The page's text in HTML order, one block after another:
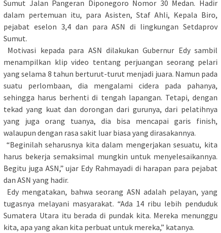
Sumut Jalan Pangeran Diponegoro Nomor 30 Medan. Hadir
dalam pertemuan itu, para Asisten, Staf Ahli, Kepala Biro,
pejabat eselon 3,4 dan para ASN di lingkungan Setdaprov
Sumut.
Motivasi kepada para ASN dilakukan Gubernur Edy sambil
menampilkan klip video tentang perjuangan seorang pelari
yang selama 8 tahun berturut-turut menjadi juara. Namun pada
suatu perlombaan, dia mengalami cidera pada pahanya,
sehingga harus berhenti di tengah lapangan. Tetapi, dengan
tekad yang kuat dan dorongan dari gurunya, dari pelatihnya
yang juga orang tuanya, dia bisa mencapai garis finish,
walaupun dengan rasa sakit luar biasa yang dirasakannya.
“Beginilah seharusnya kita dalam mengerjakan sesuatu, kita
harus bekerja semaksimal mungkin untuk menyelesaikannya.
Begitu juga ASN,” ujar Edy Rahmayadi di harapan para pejabat
dan ASN yang hadir.
Edy mengatakan, bahwa seorang ASN adalah pelayan, yang
tugasnya melayani masyarakat. “Ada 14 ribu lebih penduduk
Sumatera Utara itu berada di pundak kita. Mereka menunggu
kita, apa yang akan kita perbuat untuk mereka,” katanya.